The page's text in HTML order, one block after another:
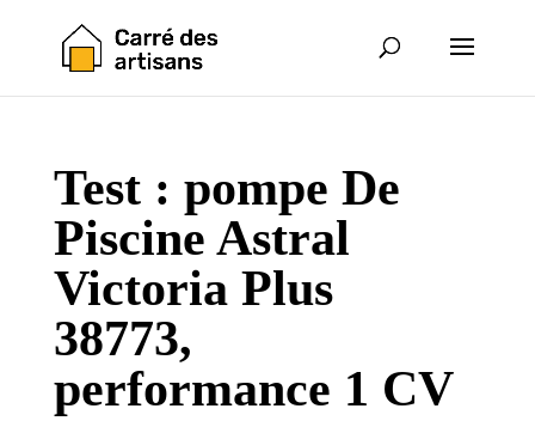
Test : pompe De
Piscine Astral
Victoria Plus
38773,
performance 1 CV